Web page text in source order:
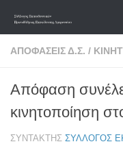
Skip to content
ΑΠΟΦΆΣΕΙΣ Δ.Σ. /
Απόφαση
κινητοποίηση
ΣΥΝΤΆΚΤΗΣ ΣΎΛΛΟΓΟΣ